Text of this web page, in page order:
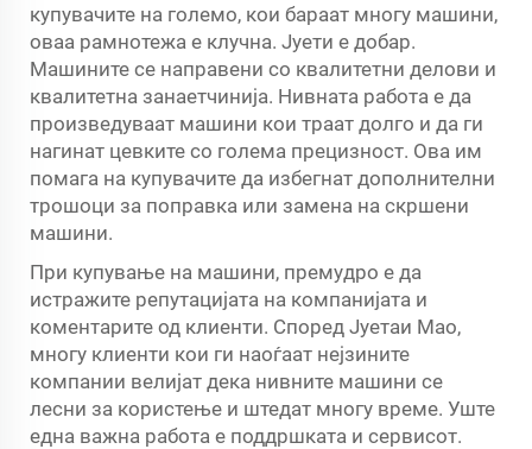
купувачите на големо, кои бараат многу машини,
оваа рамнотежа е клучна. Јуети е добар.
Машините се направени со квалитетни делови и
квалитетна занаетчинија. Нивната работа е да
произведуваат машини кои траат долго и да ги
нагинат цевките со голема прецизност. Ова им
помага на купувачите да избегнат дополнителни
трошоци за поправка или замена на скршени
машини.
При купување на машини, премудро е да
истражите репутацијата на компанијата и
коментарите од клиенти. Според Јуетаи Мао,
многу клиенти кои ги наоѓаат нејзините
компании велијат дека нивните машини се
лесни за користење и штедат многу време. Уште
една важна работа е поддршката и сервисот.